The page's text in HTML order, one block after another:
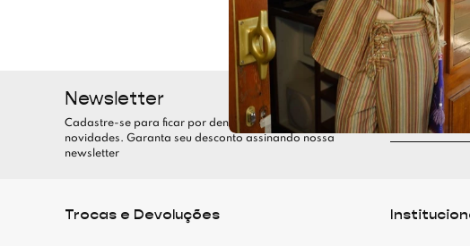
Newsletter
Cadastre-se para ficar por dentro de todas as nossas
novidades. Garanta seu desconto assinando nossa
newsletter
Trocas e Devoluções